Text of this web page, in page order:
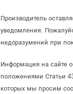
Производитель
уведомления.
недоразумений при
Информация на сайте
положениями Статьи
которых мы просим